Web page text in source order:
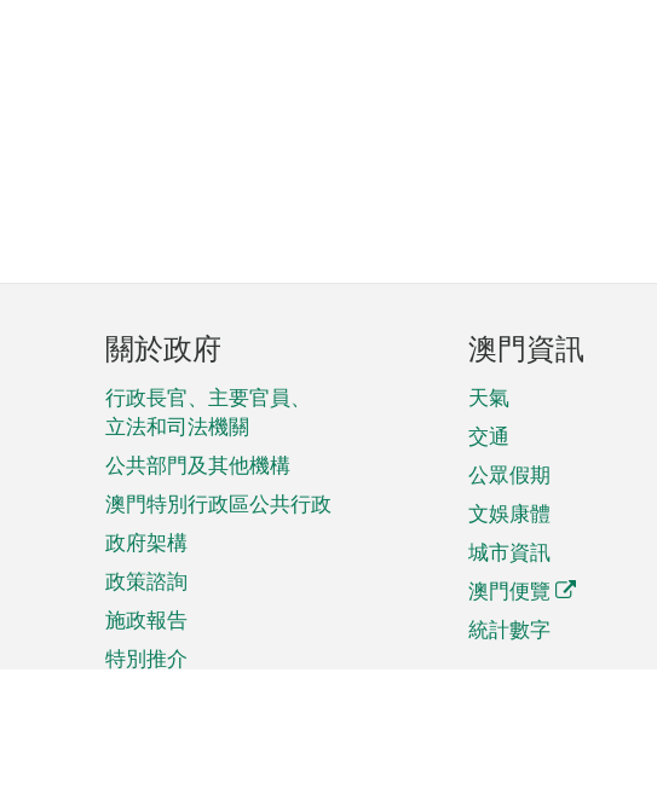
頁
腳
菜
單
關於政府
行政長官、主要官員、
立法和司法機關
公共部門及其他機構
澳門特別行政區公共行政
政府架構
政策諮詢
施政報告
特別推介
澳門資訊
天氣
交通
公眾假期
文娛康體
城市資訊
澳門便覽
統計數字